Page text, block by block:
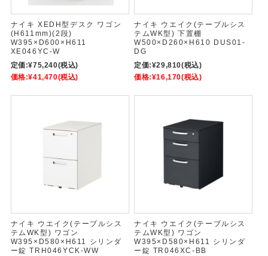
ナイキ XEDH型デスク ワゴン
(H611mm)(2段)
W395×D600×H611
XE046YC-W
定価:¥75,240(税込)
価格:¥41,470(税込)
ナイキ ウエイク(テーブルシス
テムWK型) 下置棚
W500×D260×H610 DUS01-
DG
定価:¥29,810(税込)
価格:¥16,170(税込)
ナイキ ウエイク(テーブルシス
テムWK型) ワゴン
W395×D580×H611 シリンダ
ー錠 TRH046YCK-WW
ナイキ ウエイク(テーブルシス
テムWK型) ワゴン
W395×D580×H611 シリンダ
ー錠 TR046XC-BB